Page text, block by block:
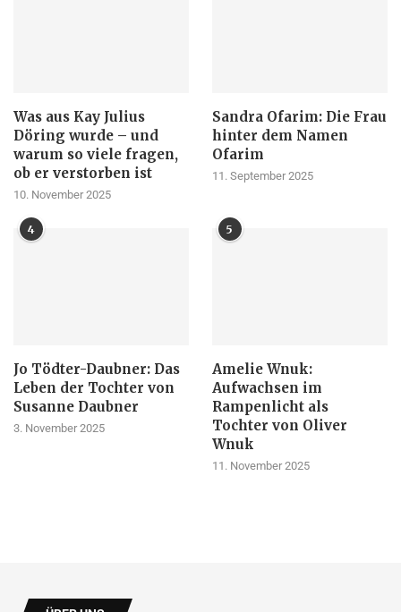
Was aus Kay Julius
Döring wurde – und
warum so viele fragen,
ob er verstorben ist
10. November 2025
Sandra Ofarim: Die Frau
hinter dem Namen
Ofarim
11. September 2025
4
Jo Tödter-Daubner: Das
Leben der Tochter von
Susanne Daubner
3. November 2025
5
Amelie Wnuk:
Aufwachsen im
Rampenlicht als
Tochter von Oliver
Wnuk
11. November 2025